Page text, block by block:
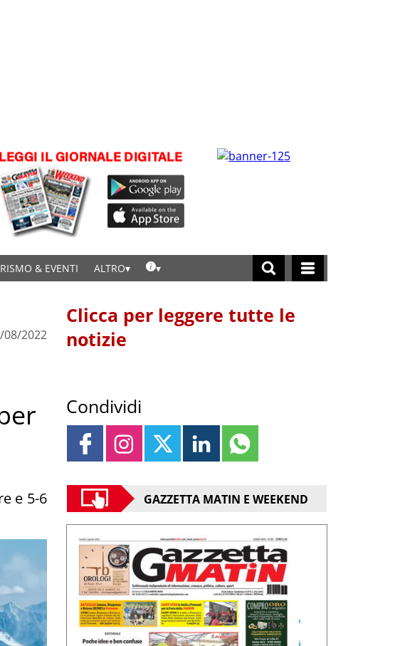
& EVENTI ALTRO
08/2022
e 5-6
Clicca per leggere tutte le
notizie
Condividi
GAZZETTA MATIN E WEEKEND